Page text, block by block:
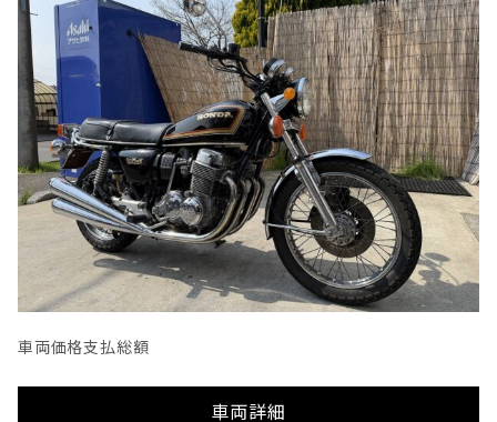
車両価格支払総額
車両詳細